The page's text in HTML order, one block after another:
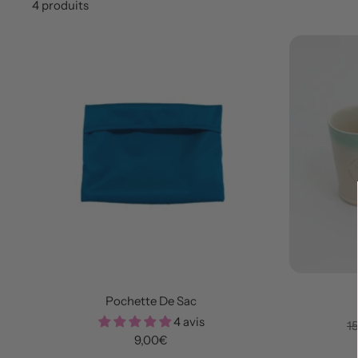
4 produits
Pochette De Sac
4 avis
Prix
9,00€